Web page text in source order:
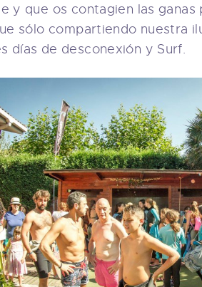
y que os contagien las
sólo compartiendo nuestra
días de desconexión y Surf.